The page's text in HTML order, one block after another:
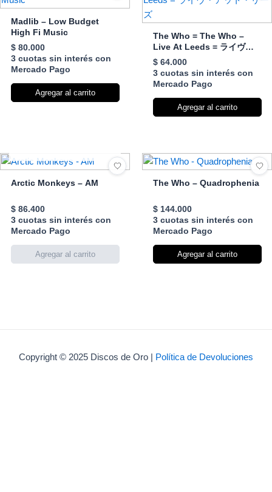
Madlib – Low Budget
High Fi Music
$80.000
3 cuotas sin interés con
Mercado Pago
Agregar al carrito
The Who = The Who –
Live At Leeds = ライヴ・
アット・リーズ
$64.000
3 cuotas sin interés con
Mercado Pago
Agregar al carrito
Arctic Monkeys – AM
$86.400
3 cuotas sin interés con
Mercado Pago
The Who – Quadrophenia
$144.000
3 cuotas sin interés con
Mercado Pago
Agregar al carrito
Copyright © 2025 Discos de Oro | Política de Devoluciones